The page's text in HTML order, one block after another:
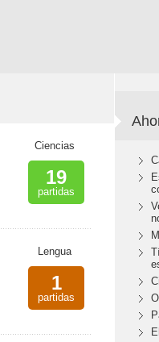
Ciencias
19
partidas
Lengua
1
partidas